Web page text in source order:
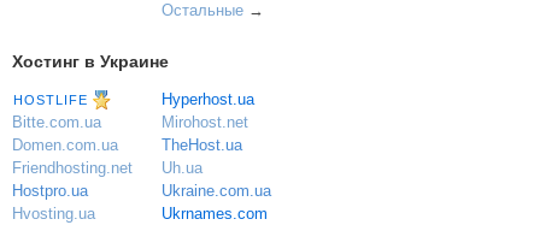
Остальные→
Хостинг в Украине
HOSTLIFE
Bitte.com.ua
Domen.com.ua
Friendhosting.net
Hostpro.ua
Hvosting.ua
Hyperhost.ua
Mirohost.net
TheHost.ua
Uh.ua
Ukraine.com.ua
Ukrnames.com